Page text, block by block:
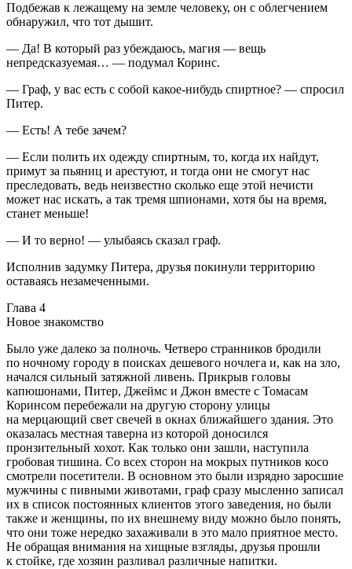
Подбежав к лежащему на земле человеку, он с облегчением
обнаружил, что тот дышит.
— Да! В который раз убеждаюсь, магия — вещь
непредсказуемая… — подумал Коринс.
— Граф, у вас есть с собой какое-нибудь спиртное? — спросил
Питер.
— Есть! А тебе зачем?
— Если полить их одежду спиртным, то, когда их найдут,
примут за пьяниц и арестуют, и тогда они не смогут нас
преследовать, ведь неизвестно сколько еще этой нечисти
может нас искать, а так тремя шпионами, хотя бы на время,
станет меньше!
— И то верно! — улыбаясь сказал граф.
Исполнив задумку Питера, друзья покинули территорию
оставаясь незамеченными.
Глава 4
Новое знакомство
Было уже далеко за полночь. Четверо странников бродили
по ночному городу в поисках дешевого ночлега и, как на зло,
начался сильный затяжной ливень. Прикрыв головы
капюшонами, Питер, Джеймс и Джон вместе с Томасам
Коринсом перебежали на другую сторону улицы
на мерцающий свет свечей в окнах ближайшего здания. Это
оказалась местная таверна из которой доносился
пронзительный хохот. Как только они зашли, наступила
гробовая тишина. Со всех сторон на мокрых путников косо
смотрели посетители. В основном это были изрядно заросшие
мужчины с пивными животами, граф сразу мысленно записал
их в список постоянных клиентов этого заведения, но были
также и женщины, по их внешнему виду можно было понять,
что они тоже нередко захаживали в это мало приятное место.
Не обращая внимания на хищные взгляды, друзья прошли
к стойке, где хозяин разливал различные напитки.